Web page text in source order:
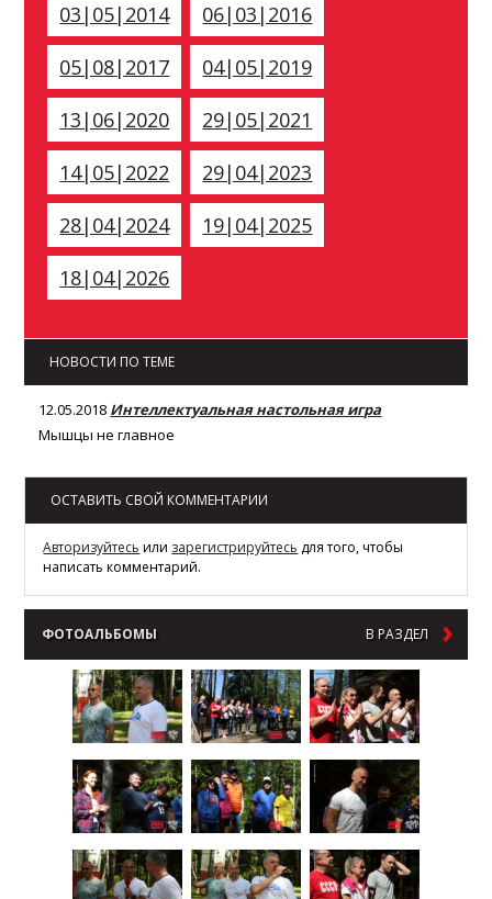
03|05|2014
06|03|2016
05|08|2017
04|05|2019
13|06|2020
29|05|2021
14|05|2022
29|04|2023
28|04|2024
19|04|2025
18|04|2026
НОВОСТИ ПО ТЕМЕ
12.05.2018 Интеллектуальная настольная игра
Мышцы не главное
ОСТАВИТЬ СВОЙ КОММЕНТАРИИ
Авторизуйтесь или зарегистрируйтесь для того, чтобы
написать комментарий.
ФОТОАЛЬБОМЫ В РАЗДЕЛ